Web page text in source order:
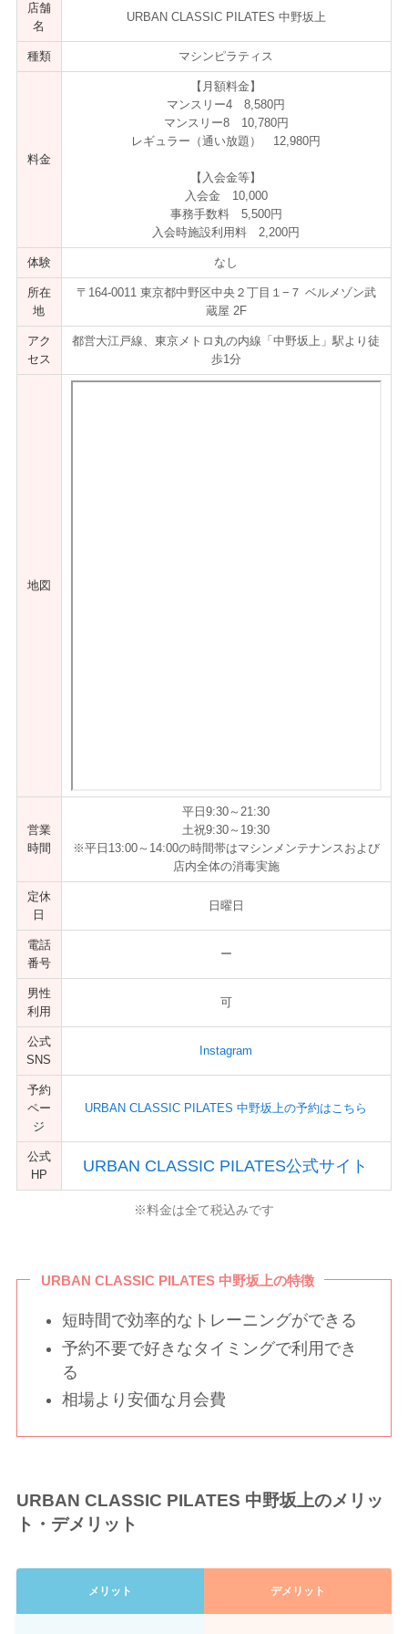
店舗
名
URBAN CLASSIC PILATES 中野坂上
種類 マシンピラティス
料金
【月額料金】
マンスリー4 8,580円
マンスリー8 10,780円
レギュラー（通い放題） 12,980円
【入会金等】
入会金 10,000
事務手数料 5,500円
入会時施設利用料 2,200円
体験 なし
所在
地
〒164-0011 東京都中野区中央２丁目１−７ ベルメゾン武
蔵屋 2F
アク
セス
都営大江戸線、東京メトロ丸の内線「中野坂上」駅より徒
歩1分
地図
営業
時間
平日9:30～21:30
土祝9:30～19:30
※平日13:00～14:00の時間帯はマシンメンテナンスおよび
店内全体の消毒実施
定休
日
日曜日
電話
番号
ー
男性
利用
可
公式
SNS
Instagram
予約
ペー
ジ
URBAN CLASSIC PILATES 中野坂上の予約はこちら
公式
HP
URBAN CLASSIC PILATES公式サイト
※料金は全て税込みです
URBAN CLASSIC PILATES 中野坂上の特徴
短時間で効率的なトレーニングができる
予約不要で好きなタイミングで利用でき
る
相場より安価な月会費
URBAN CLASSIC PILATES 中野坂上のメリッ
ト・デメリット
メリット デメリット